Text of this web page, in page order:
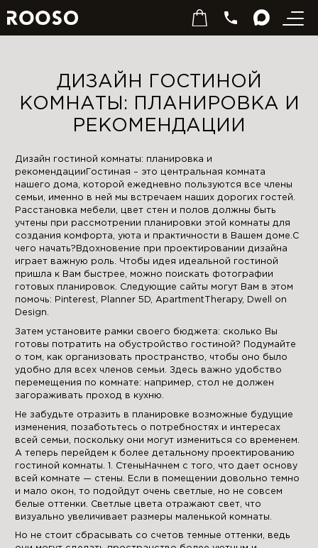
ДИЗАЙН ГОСТИНОЙ
КОМНАТЫ: ПЛАНИРОВКА И
РЕКОМЕНДАЦИИ
Дизайн гостиной комнаты: планировка и
рекомендацииГостиная – это центральная комната
нашего дома, которой ежедневно пользуются все члены
семьи, именно в ней мы встречаем наших дорогих гостей.
Расстановка мебели, цвет стен и полов должны быть
учтены при рассмотрении планировки этой комнаты для
создания комфорта, уюта и практичности в Вашем доме.С
чего начать?Вдохновение при проектировании дизайна
играет важную роль. Чтобы идея идеальной гостиной
пришла к Вам быстрее, можно поискать фотографии
готовых планировок. Следующие сайты могут Вам в этом
помочь: Pinterest, Planner 5D, ApartmentTherapy, Dwell on
Design.
Затем установите рамки своего бюджета: сколько Вы
готовы потратить на обустройство гостиной? Подумайте
о том, как организовать пространство, чтобы оно было
удобно для всех членов семьи. Здесь важно удобство
перемещения по комнате: например, стол не должен
загораживать проход в кухню.
Не забудьте отразить в планировке возможные будущие
изменения, позаботьтесь о потребностях и интересах
всей семьи, поскольку они могут измениться со временем.
А теперь перейдем к более детальному проектированию
гостиной комнаты. 1. СтеныНачнем с того, что дает основу
всей комнате — стены. Если в помещении довольно темно
и мало окон, то подойдут очень светлые, но не совсем
белые оттенки. Светлые цвета отражают свет, что
визуально увеличивает размеры маленькой комнаты.
Но не стоит сбрасывать со счетов темные оттенки, ведь